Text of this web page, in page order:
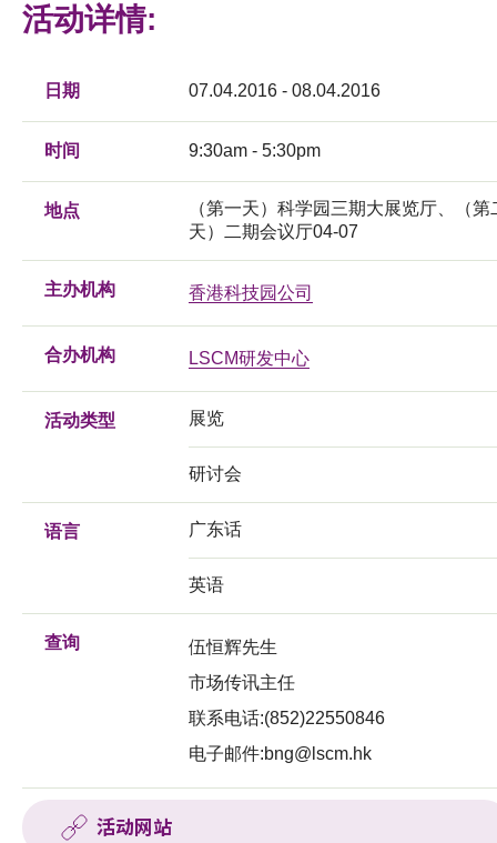
活动详情:
日期 07.04.2016 - 08.04.2016
时间 9:30am - 5:30pm
地点
（第一天）科学园三期大展览厅、（第
天）二期会议厅04-07
主办机构 香港科技园公司
合办机构 LSCM研发中心
活动类型 展览
研讨会
语言 广东话
英语
查询
伍恒辉先生
市场传讯主任
联系电话:(852)22550846
电子邮件:bng@lscm.hk
活动网站